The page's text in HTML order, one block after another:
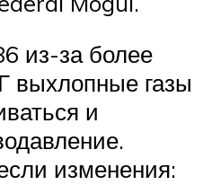
из-за более
выхлопные газы
и
изменения: